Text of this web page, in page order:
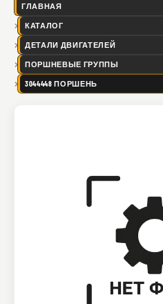
ГЛАВНАЯ
КАТАЛОГ
ДЕТАЛИ ДВИГАТЕЛЕЙ
ПОРШНЕВЫЕ ГРУППЫ
3044448 ПОРШЕНЬ